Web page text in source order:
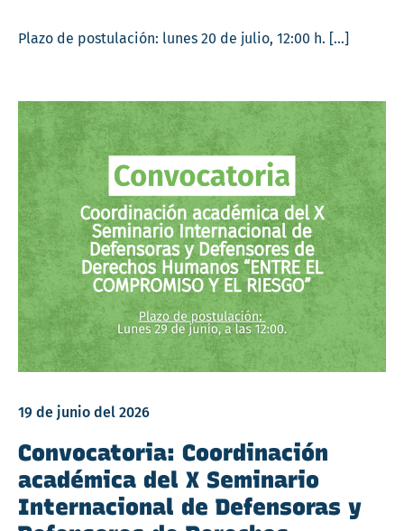
Plazo de postulación: lunes 20 de julio, 12:00 h. […]
19 de junio del 2026
Convocatoria: Coordinación
académica del X Seminario
Internacional de Defensoras y